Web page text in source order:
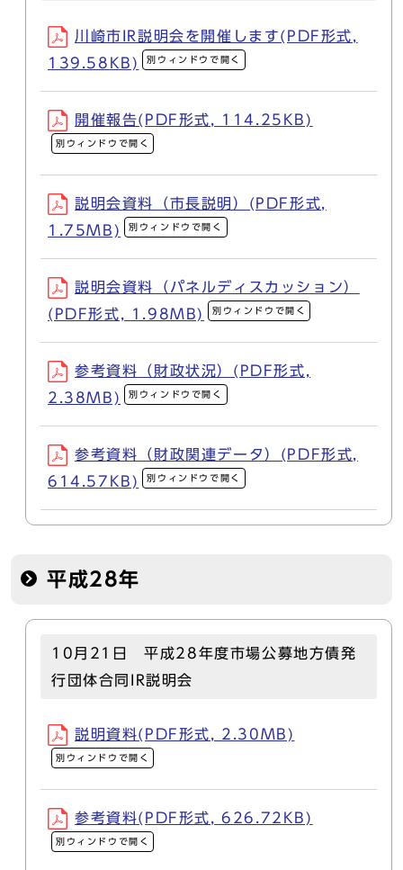
川崎市IR説明会を開催します(PDF形式,
139.58KB)
別ウィンドウで開く
開催報告(PDF形式, 114.25KB)
別ウィンドウで開く
説明会資料（市長説明）(PDF形式,
1.75MB)
別ウィンドウで開く
説明会資料（パネルディスカッション）
(PDF形式, 1.98MB)
別ウィンドウで開く
参考資料（財政状況）(PDF形式,
2.38MB)
別ウィンドウで開く
参考資料（財政関連データ）(PDF形式,
614.57KB)
別ウィンドウで開く
平成28年
10月21日 平成28年度市場公募地方債発
行団体合同IR説明会
説明資料(PDF形式, 2.30MB)
別ウィンドウで開く
参考資料(PDF形式, 626.72KB)
別ウィンドウで開く